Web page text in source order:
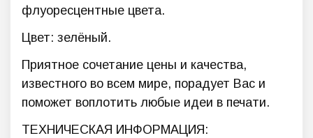
флуоресцентные цвета.
Цвет: зелёный.
Приятное сочетание цены и качества,
известного во всем мире, порадует Вас и
поможет воплотить любые идеи в печати.
ТЕХНИЧЕСКАЯ ИНФОРМАЦИЯ: